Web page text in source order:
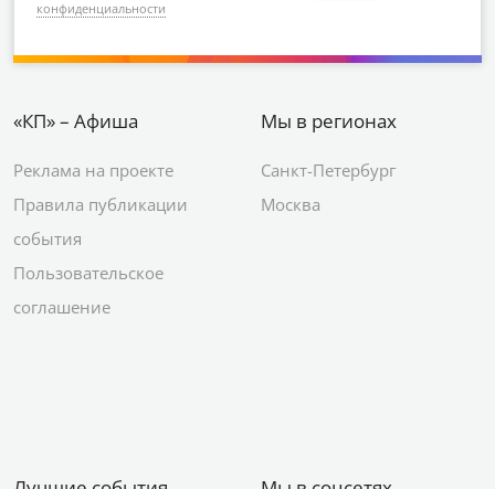
конфиденциальности
«КП» – Афиша
Реклама на проекте
Правила публикации
события
Пользовательское
соглашение
Мы в регионах
Санкт-Петербург
Москва